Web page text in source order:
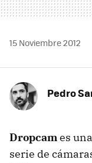
15 Noviembre 2012
Pedro
Dropcames
serie de